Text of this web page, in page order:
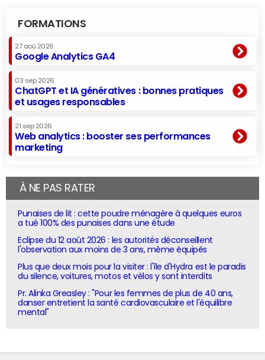
FORMATIONS
27 aoû 2026
Google Analytics GA4
03 sep 2026
ChatGPT et IA génératives : bonnes pratiques
et usages responsables
21 sep 2026
Web analytics : booster ses performances
marketing
À NE PAS RATER
Punaises de lit : cette poudre ménagère à quelques euros
a tué 100% des punaises dans une étude
Eclipse du 12 août 2026 : les autorités déconseillent
l'observation aux moins de 3 ans, même équipés
Plus que deux mois pour la visiter : l'île d'Hydra est le paradis
du silence, voitures, motos et vélos y sont interdits
Pr. Alinka Greasley : "Pour les femmes de plus de 40 ans,
danser entretient la santé cardiovasculaire et l'équilibre
mental"